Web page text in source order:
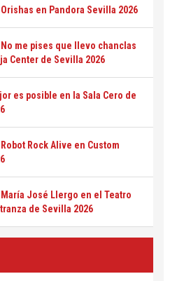
en Pandora Sevilla 2026
me pises que llevo chanclas
Center de Sevilla 2026
es posible en la Sala Cero de
Rock Alive en Custom
José Llergo en el Teatro
de Sevilla 2026